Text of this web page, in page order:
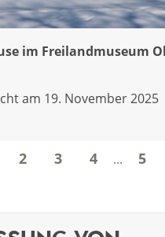
im Freilandmuseum
am 19. November 2025
2 3 4 ... 5